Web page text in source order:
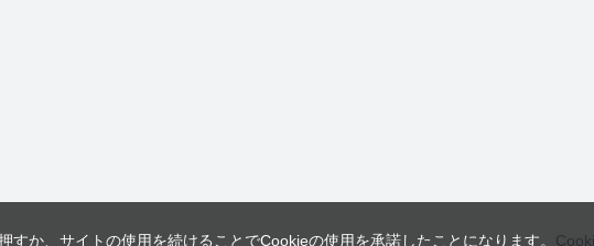
か、サイトの使用を続けることでCookieの使用を承諾したことになります。